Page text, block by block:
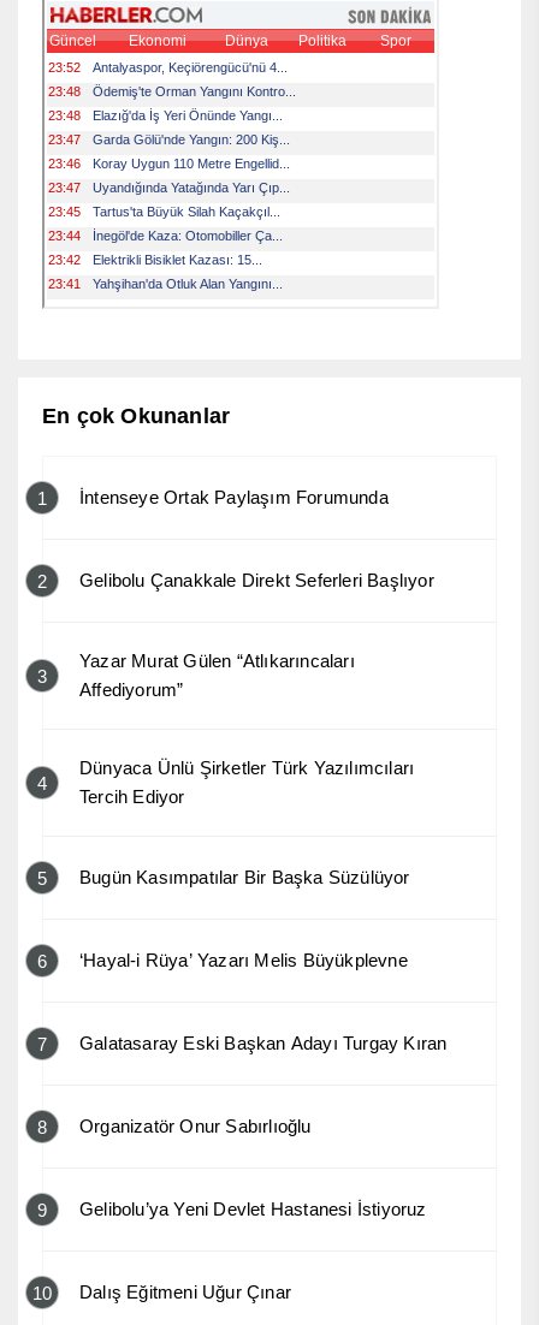
En çok Okunanlar
1 İntenseye Ortak Paylaşım Forumunda
2 Gelibolu Çanakkale Direkt Seferleri Başlıyor
3
Yazar Murat Gülen “Atlıkarıncaları
Affediyorum”
4
Dünyaca Ünlü Şirketler Türk Yazılımcıları
Tercih Ediyor
5 Bugün Kasımpatılar Bir Başka Süzülüyor
6 ‘Hayal-i Rüya’ Yazarı Melis Büyükplevne
7 Galatasaray Eski Başkan Adayı Turgay Kıran
8 Organizatör Onur Sabırlıoğlu
9 Gelibolu’ya Yeni Devlet Hastanesi İstiyoruz
10 Dalış Eğitmeni Uğur Çınar